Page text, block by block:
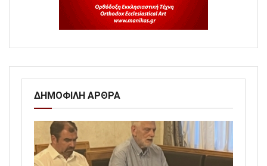
ΔΗΜΟΦΙΛΗ ΑΡΘΡΑ